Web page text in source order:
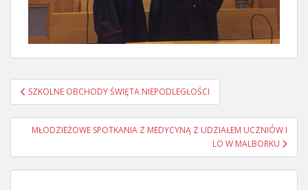
Nawigacja
wpisu
SZKOLNE OBCHODY ŚWIĘTA NIEPODLEGŁOŚCI
MŁODZIEŻOWE SPOTKANIA Z MEDYCYNĄ Z UDZIAŁEM UCZNIÓW I
LO W MALBORKU